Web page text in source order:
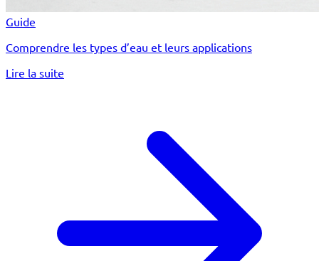
Guide
Comprendre les types d’eau et leurs applications
Lire la suite